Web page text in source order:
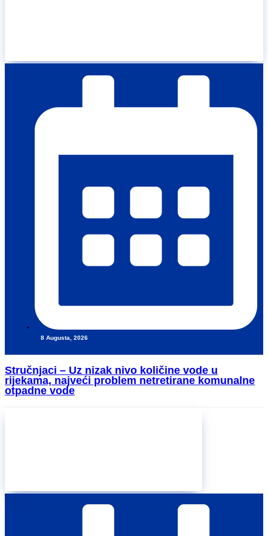
8 Augusta, 2026
Stručnjaci – Uz nizak nivo količine vode u
rijekama, najveći problem netretirane komunalne
otpadne vode